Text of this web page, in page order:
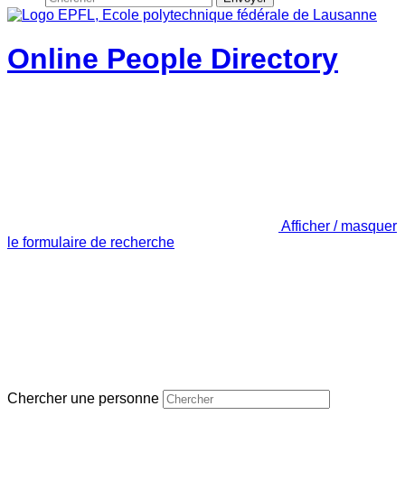
Online People Directory
Afficher / masquer
le formulaire de recherche
Chercher une personne